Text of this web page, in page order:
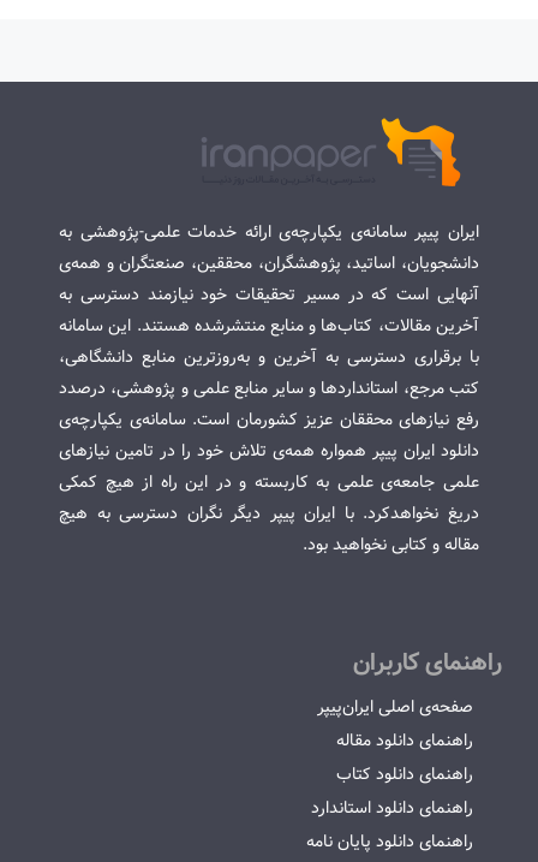
ایران پیپر سامانه‌ی یکپارچه‌ی ارائه خدمات علمی-پژوهشی به
دانشجویان، اساتید، پژوهشگران، محققین، صنعتگران و همه‌ی
آنهایی است که در مسیر تحقیقات خود نیازمند دسترسی به
آخرین مقالات، کتاب‌ها و منابع منتشرشده هستند. این سامانه
با برقراری دسترسی به آخرین و به‌روزترین منابع دانشگاهی،
کتب مرجع، استانداردها و سایر منابع علمی و پژوهشی، درصدد
رفع نیازهای محققان عزیز کشورمان است. سامانه‌ی یکپارچه‌ی
دانلود ایران پیپر همواره همه‌ی تلاش خود را در تامین نیازهای
علمی جامعه‌ی علمی به کاربسته و در این راه از هیچ کمکی
دریغ نخواهدکرد. با ایران پیپر دیگر نگران دسترسی به هیچ
مقاله و کتابی نخواهید بود.
راهنمای کاربران
صفحه‌ی اصلی ایران‌پیپر
راهنمای دانلود مقاله
راهنمای دانلود کتاب
راهنمای دانلود استاندارد
راهنمای دانلود پایان نامه